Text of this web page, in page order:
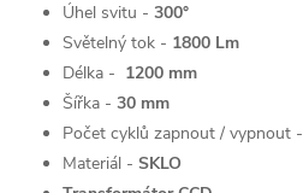
Úhel svitu - 300°
Světelný tok - 1800 Lm
Délka - 1200 mm
Šířka - 30 mm
Počet cyklů zapnout / vypnout -
Materiál - SKLO